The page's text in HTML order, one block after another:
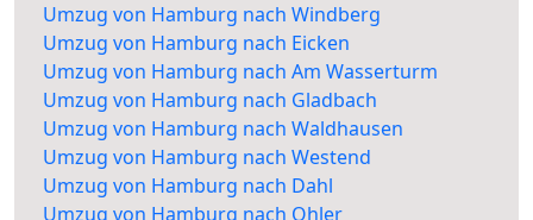
Umzug von Hamburg nach Windberg
Umzug von Hamburg nach Eicken
Umzug von Hamburg nach Am Wasserturm
Umzug von Hamburg nach Gladbach
Umzug von Hamburg nach Waldhausen
Umzug von Hamburg nach Westend
Umzug von Hamburg nach Dahl
Umzug von Hamburg nach Ohler